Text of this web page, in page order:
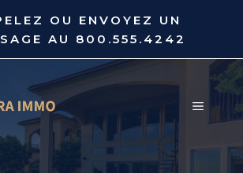
OU ENVOYEZ UN
AU 800.555.4242
MENU